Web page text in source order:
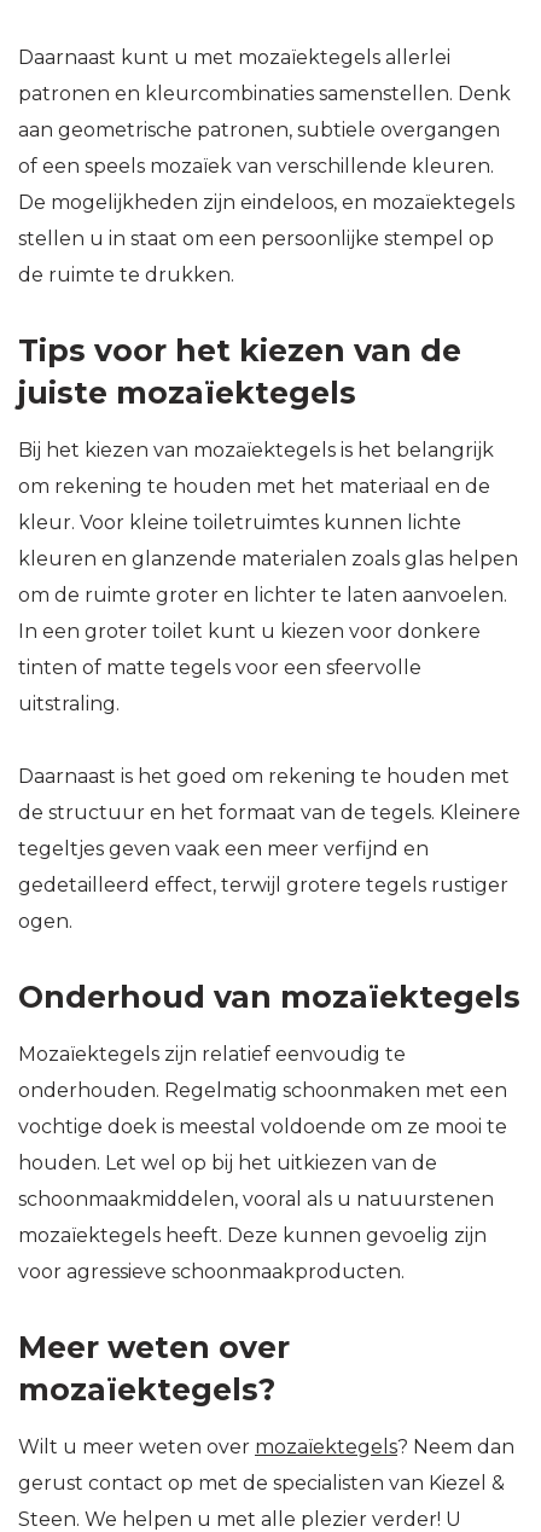
Daarnaast kunt u met mozaïektegels allerlei
patronen en kleurcombinaties samenstellen. Denk
aan geometrische patronen, subtiele overgangen
of een speels mozaïek van verschillende kleuren.
De mogelijkheden zijn eindeloos, en mozaïektegels
stellen u in staat om een persoonlijke stempel op
de ruimte te drukken.
Tips voor het kiezen van de
juiste mozaïektegels
Bij het kiezen van mozaïektegels is het belangrijk
om rekening te houden met het materiaal en de
kleur. Voor kleine toiletruimtes kunnen lichte
kleuren en glanzende materialen zoals glas helpen
om de ruimte groter en lichter te laten aanvoelen.
In een groter toilet kunt u kiezen voor donkere
tinten of matte tegels voor een sfeervolle
uitstraling.
Daarnaast is het goed om rekening te houden met
de structuur en het formaat van de tegels. Kleinere
tegeltjes geven vaak een meer verfijnd en
gedetailleerd effect, terwijl grotere tegels rustiger
ogen.
Onderhoud van mozaïektegels
Mozaïektegels zijn relatief eenvoudig te
onderhouden. Regelmatig schoonmaken met een
vochtige doek is meestal voldoende om ze mooi te
houden. Let wel op bij het uitkiezen van de
schoonmaakmiddelen, vooral als u natuurstenen
mozaïektegels heeft. Deze kunnen gevoelig zijn
voor agressieve schoonmaakproducten.
Meer weten over
mozaïektegels?
Wilt u meer weten over mozaïektegels? Neem dan
gerust contact op met de specialisten van Kiezel &
Steen. We helpen u met alle plezier verder! U